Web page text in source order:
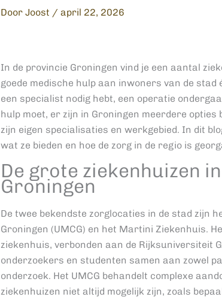
Door Joost / april 22, 2026
In de provincie Groningen vind je een aantal
goede medische hulp aan inwoners van de stad
een specialist nodig hebt, een operatie
hulp moet, er zijn in Groningen meerdere
zijn eigen specialisaties en werkgebied. In dit
wat ze bieden en hoe de zorg in de regio is
De grote ziekenhuizen
Groningen
De twee bekendste zorglocaties in de stad zijn
Groningen (UMCG) en het Martini Ziekenhuis.
ziekenhuis, verbonden aan de Rijksuniversiteit
onderzoekers en studenten samen aan zowel
onderzoek. Het UMCG behandelt complexe
ziekenhuizen niet altijd mogelijk zijn, zoals